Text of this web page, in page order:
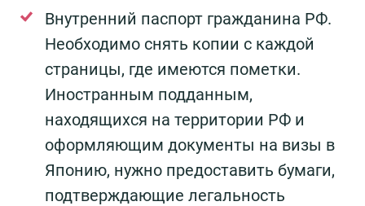
Внутренний паспорт гражданина РФ.
Необходимо снять копии с каждой
страницы, где имеются пометки.
Иностранным подданным,
находящихся на территории РФ и
оформляющим документы на визы в
Японию, нужно предоставить бумаги,
подтверждающие легальность